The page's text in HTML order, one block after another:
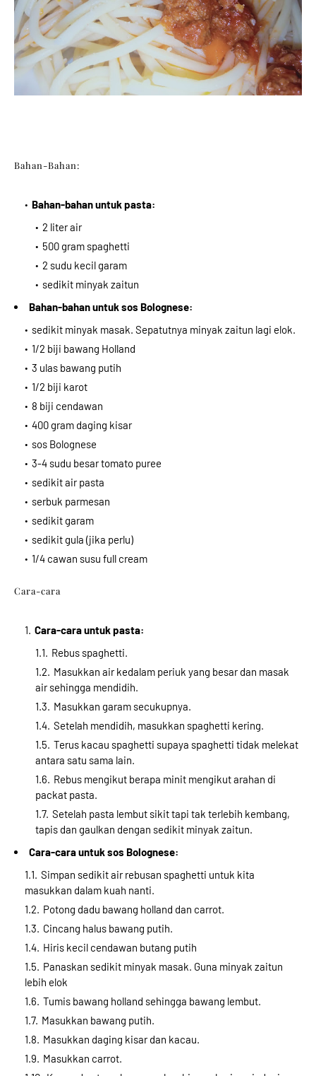
Bahan-Bahan:
Bahan-bahan untuk pasta:
2 liter air
500 gram spaghetti
2 sudu kecil garam
sedikit minyak zaitun
Bahan-bahan untuk sos Bolognese:
sedikit minyak masak. Sepatutnya minyak zaitun lagi elok.
1/2 biji bawang Holland
3 ulas bawang putih
1/2 biji karot
8 biji cendawan
400 gram daging kisar
sos Bolognese
3-4 sudu besar tomato puree
sedikit air pasta
serbuk parmesan
sedikit garam
sedikit gula (jika perlu)
1/4 cawan susu full cream
Cara-cara
Cara-cara untuk pasta:
Rebus spaghetti.
Masukkan air kedalam periuk yang besar dan masak
air sehingga mendidih.
Masukkan garam secukupnya.
Setelah mendidih, masukkan spaghetti kering.
Terus kacau spaghetti supaya spaghetti tidak melekat
antara satu sama lain.
Rebus mengikut berapa minit mengikut arahan di
packat pasta.
Setelah pasta lembut sikit tapi tak terlebih kembang,
tapis dan gaulkan dengan sedikit minyak zaitun.
Cara-cara untuk sos Bolognese:
Simpan sedikit air rebusan spaghetti untuk kita
masukkan dalam kuah nanti.
Potong dadu bawang holland dan carrot.
Cincang halus bawang putih.
Hiris kecil cendawan butang putih
Panaskan sedikit minyak masak. Guna minyak zaitun
lebih elok
Tumis bawang holland sehingga bawang lembut.
Masukkan bawang putih.
Masukkan daging kisar dan kacau.
Masukkan carrot.